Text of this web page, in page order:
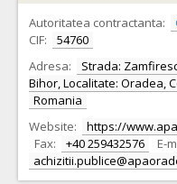
Autoritatea contractanta:
CIF:
54760
Adresa:
Strada:
Bihor, Localitate: Oradea,
Romania
Website:
https://
Fax:
+40 259432576
E-